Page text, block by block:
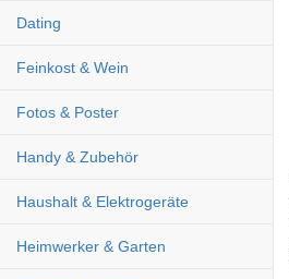
Dating
Feinkost & Wein
Fotos & Poster
Handy & Zubehör
Haushalt & Elektrogeräte
Heimwerker & Garten